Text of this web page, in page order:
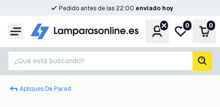
Pedido antes de las 22:00 enviado hoy
Menú CuentaMi lista de
0 0
¿Qué está buscando?
Apliques De Pared